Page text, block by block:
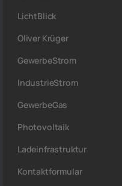
LichtBlick
Oliver Krüger
GewerbeStrom
IndustrieStrom
GewerbeGas
Photovoltaik
Ladeinfrastruktur
Kontaktformular